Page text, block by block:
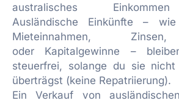
australisches
Ausländische Einkünfte –
Mieteinnahmen,
oder Kapitalgewinne –
steuerfrei, solange du sie
überträgst (keine Repatriierung).
Ein Verkauf von